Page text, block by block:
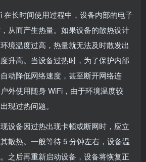
在长时间使用过程中，设备内部的电子
从而产生热量。如果设备的散热设计
境温度过高，热量就无法及时散发出
升高。当设备过热时，为了保护内部
动降低网络速度，甚至断开网络连
外使用随身 WiFi，由于环境温度较
现过热问题。
设备因过热出现卡顿或断网时，应立
散热。一般等待 5 分钟左右，设备温
之后再重新启动设备，设备将恢复正